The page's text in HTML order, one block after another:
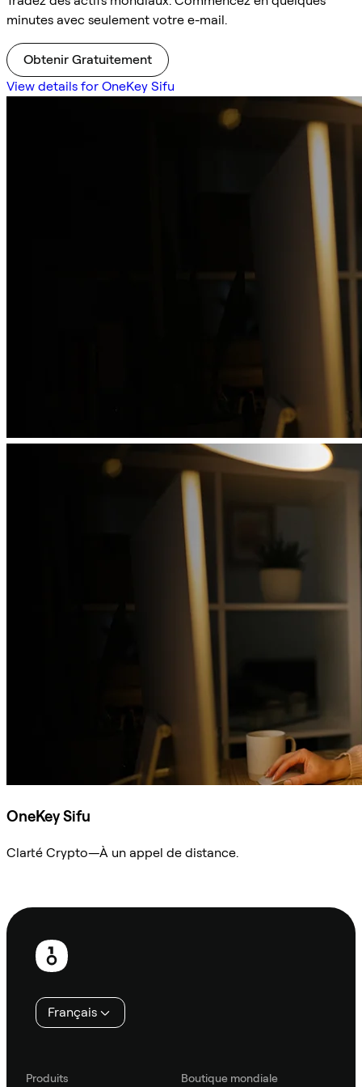
minutes avec seulement votre e-mail.
Obtenir Gratuitement
View details for OneKey Sifu
OneKey Sifu
Clarté Crypto—À un appel de distance.
Pied
page
Français
Produits
Boutique mondiale